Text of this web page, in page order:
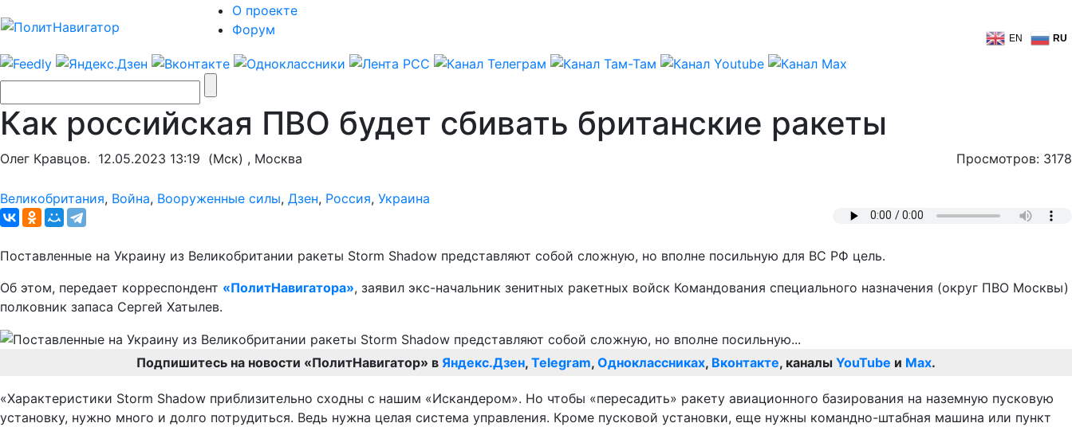
О проекте
Форум
EN RU
Как российская ПВО будет сбивать британские ракеты
Олег Кравцов. 12.05.2023 13:19 (Мск) , Москва Просмотров: 3178
Великобритания, Война, Вооруженные силы, Дзен, Россия, Украина
Поставленные на Украину из Великобритании ракеты Storm Shadow представляют собой сложную, но вполне посильную для ВС РФ цель.
Об этом, передает корреспондент «ПолитНавигатора», заявил экс-начальник зенитных ракетных войск Командования специального назначения (округ ПВО Москвы)
полковник запаса Сергей Хатылев.
Подпишитесь на новости «ПолитНавигатор» в Яндекс.Дзен, Telegram, Одноклассниках, Вконтакте, каналы YouTube и Max.
«Характеристики Storm Shadow приблизительно сходны с нашим «Искандером». Но чтобы «пересадить» ракету авиационного базирования на наземную пусковую
установку, нужно много и долго потрудиться. Ведь нужна целая система управления. Кроме пусковой установки, еще нужны командно-штабная машина или пункт